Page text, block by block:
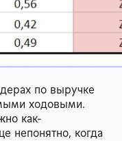
по выручке
ходовыми.
как-
непонятно, когда